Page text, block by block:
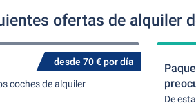
ofertas de alquiler
desde 70 € por día
coches de alquiler
De